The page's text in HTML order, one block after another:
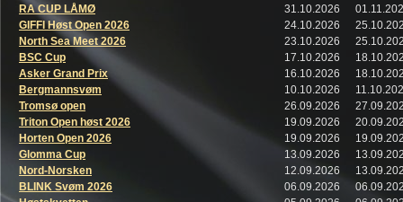
RA CUP LÅMØ
31.10.2026
GIFFI Høst Open 2026
24.10.2026
North Sea Meet 2026
23.10.2026
BSC Cup
17.10.2026
Asker Grand Prix
16.10.2026
Bergmannsvøm
10.10.2026
Tromsø open
26.09.2026
Triton Open høst 2026
19.09.2026
Horten Open 2026
19.09.2026
Glomma Cup
13.09.2026
Nord-Norsken
12.09.2026
BLINK Svøm 2026
06.09.2026